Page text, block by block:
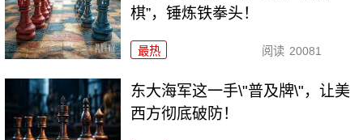
棋”，锤炼铁拳头！
最热 阅读 20081
东大海军这一手\"普及牌\"，让美
西方彻底破防！